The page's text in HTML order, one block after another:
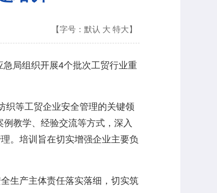
【字号： 默认 大 特大 】
局组织开展4个批次工贸行业重
等工贸企业安全管理的关键领
教学、经验交流等方式，深入
。培训旨在切实增强企业主要负
生产主体责任落实落细，切实筑